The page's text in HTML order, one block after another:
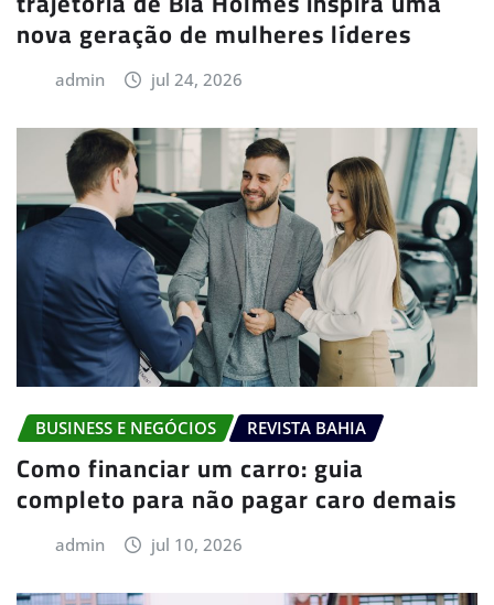
nova geração de mulheres líderes
admin jul 24, 2026
BUSINESS E NEGÓCIOS REVISTA BAHIA
Como financiar um carro: guia
completo para não pagar caro demais
admin jul 10, 2026